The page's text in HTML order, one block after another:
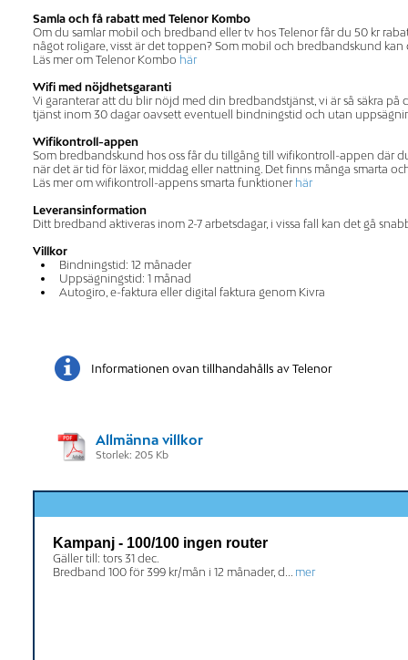
Samla och få rabatt med Telenor Kombo
Om du samlar mobil och bredband eller tv hos Telenor får du 50 kr
något roligare, visst är det toppen? Som mobil och bredbandskund
Läs mer om Telenor Kombo här
Wifi med nöjdhetsgaranti
Vi garanterar att du blir nöjd med din bredbandstjänst, vi är så säkra
tjänst inom 30 dagar oavsett eventuell bindningstid och utan
Wifikontroll-appen
Som bredbandskund hos oss får du tillgång till wifikontroll-appen där
när det är tid för läxor, middag eller nattning. Det finns många smarta
Läs mer om wifikontroll-appens smarta funktioner här
Leveransinformation
Ditt bredband aktiveras inom 2-7 arbetsdagar, i vissa fall kan det gå
Villkor
Bindningstid: 12 månader
Uppsägningstid: 1 månad
Autogiro, e-faktura eller digital faktura genom Kivra
Informationen ovan tillhandahålls av Telenor
Allmänna villkor
Storlek: 205 Kb
Kampanj - 100/100 ingen router
Gäller till: tors 31 dec.
Bredband 100 för 399 kr/mån i 12 månader, d... mer